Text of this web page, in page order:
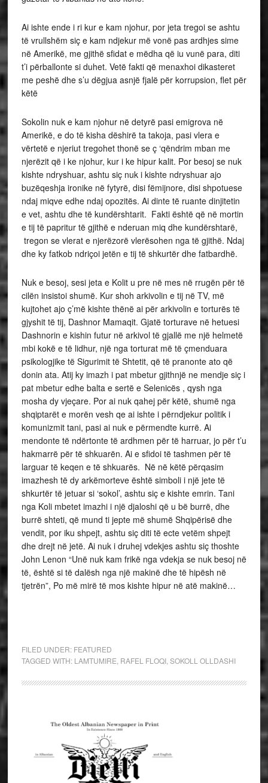
Ai ishte ende i ri kur e kam njohur, por jeta tregoi se ashtu
të vrullshëm siç e kam ndjekur më vonë pas ardhjes sime
në Amerikë, me gjithë sfidat e mëdha që iu vunë para, diti
t’i përballonte si duhet. Vetë fakti që menaxhoi dikasteret
me peshë dhe s’u dëgjua asnjë fjalë për korrupsion, flet për
këtë
Sokolin nuk e kam njohur në detyrë pasi emigrova në
Amerikë, e do të kisha dëshirë ta takoja, pasi vlera e
vërtetë e njeriut tregohet thonë se ç ‘qëndrim mban me
njerëzit që i ke njohur, kur i ke hipur kalit. Por besoj se nuk
kishte ndryshuar, ashtu siç nuk i kishte ndryshuar ajo
buzëqeshja ironike në fytyrë, disi fëmijnore, disi shpotuese
ndaj miqve edhe ndaj opozitës. Ai dinte të ruante dinjitetin
e vet, ashtu dhe të kundërshtarit. Fakti është që në mortin
e tij të papritur të gjithë e nderuan miq dhe kundërshtarë,
tregon se vlerat e njerëzorë vlerësohen nga të gjithë. Ndaj
dhe ky fatkob ndriçoi jetën e tij të shkurtër dhe fatbardhë.
Nuk e besoj, sesi jeta e Kolit u pre në mes në rrugën për të
cilën insistoi shumë. Kur shoh arkivolin e tij në TV, më
kujtohet ajo ç’më kishte thënë ai për arkivolin e torturës të
gjyshit të tij, Dashnor Mamaqit. Gjatë torturave në hetuesi
Dashnorin e kishin futur në arkivol të gjallë me një helmetë
mbi kokë e të lidhur, një nga torturat më të çmenduara
psikologjike të Sigurimit të Shtetit, që të pranonte ato që
donin ata. Atij ky imazh i pat mbetur gjithnjë ne mendje siç i
pat mbetur edhe balta e sertë e Selenicës , qysh nga
mosha dy vjeçare. Por ai nuk qahej për këtë, shumë nga
shqiptarët e morën vesh qe ai ishte i përndjekur politik i
komunizmit tani, pasi ai nuk e përmendte kurrë. Ai
mendonte të ndërtonte të ardhmen për të harruar, jo për t’u
hakmarrë për të shkuarën. Ai e sfidoi të tashmen për të
larguar të keqen e të shkuarës. Në në këtë përqasim
imazhesh të dy arkëmorteve është simboli i një jete të
shkurtër të jetuar si ‘sokol’, ashtu siç e kishte emrin. Tani
nga Koli mbetet imazhi i një djaloshi që u bë burrë, dhe
burrë shteti, që mund ti jepte më shumë Shqipërisë dhe
vendit, por iku shpejt, ashtu siç diti të ecte vetëm shpejt
dhe drejt në jetë. Ai nuk i druhej vdekjes ashtu siç thoshte
John Lenon “Unë nuk kam frikë nga vdekja se nuk besoj në
të, është si të dalësh nga një makinë dhe të hipësh në
tjetrën”, Po më mirë të mos kishte hipur në atë makinë…
FILED UNDER: FEATURED
TAGGED WITH: LAMTUMIRE RAFEL FLOQI, SOKOLL OLLDASHI